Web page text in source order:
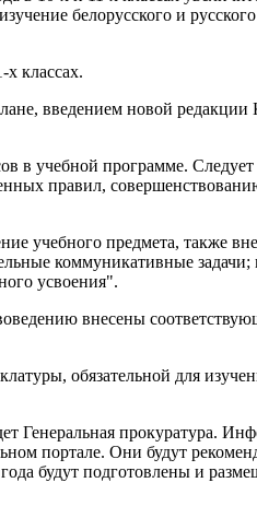
белорусского и
классах.
введением новой редакции
в учебной программе.
правил,
учебного предмета, также
коммуникативные задачи;
усвоения".
внесены
обязательной для
Генеральная прокуратура.
портале. Они будут
будут подготовлены и